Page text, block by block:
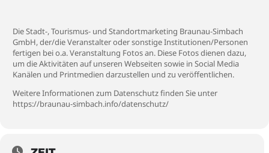
Die Stadt-, Tourismus- und Standortmarketing Braunau-Simbach
GmbH, der/die Veranstalter oder sonstige Institutionen/Personen
fertigen bei o.a. Veranstaltung Fotos an. Diese Fotos dienen dazu,
um die Aktivitäten auf unseren Webseiten sowie in Social Media
Kanälen und Printmedien darzustellen und zu veröffentlichen.
Weitere Informationen zum Datenschutz finden Sie unter
https://braunau-simbach.info/datenschutz/